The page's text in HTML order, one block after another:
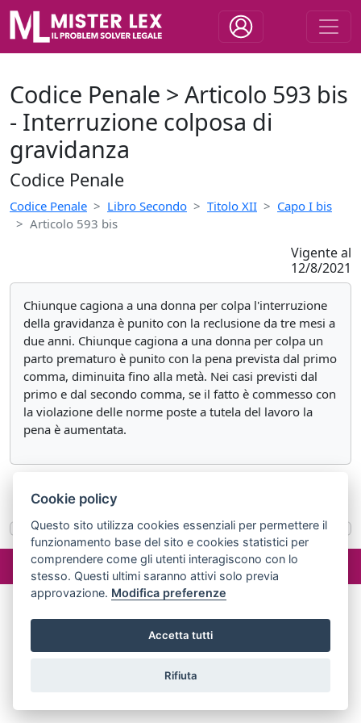
Codice Penale > Articolo 593 bis
- Interruzione colposa di
gravidanza
Codice Penale
Codice Penale Libro Secondo Titolo XII
Capo I bis
Articolo 593 bis
Vigente al
12/8/2021
Chiunque cagiona a una donna per colpa l'interruzione
della gravidanza è punito con la reclusione da tre mesi a
due anni. Chiunque cagiona a una donna per colpa un
parto prematuro è punito con la pena prevista dal primo
comma, diminuita fino alla metà. Nei casi previsti dal
primo e dal secondo comma, se il fatto è commesso con
la violazione delle norme poste a tutela del lavoro la
pena è aumentata.
« Articolo 593
©2024 misterlex.it -redazione@misterlex.it -Privacy
02029690472
Cookie policy
Questo sito utilizza cookies essenziali per permettere il
funzionamento base del sito e cookies statistici per
comprendere come gli utenti interagiscono con lo
stesso. Questi ultimi saranno attivi solo previa
approvazione. Modifica preferenze
Accetta tutti
Rifiuta